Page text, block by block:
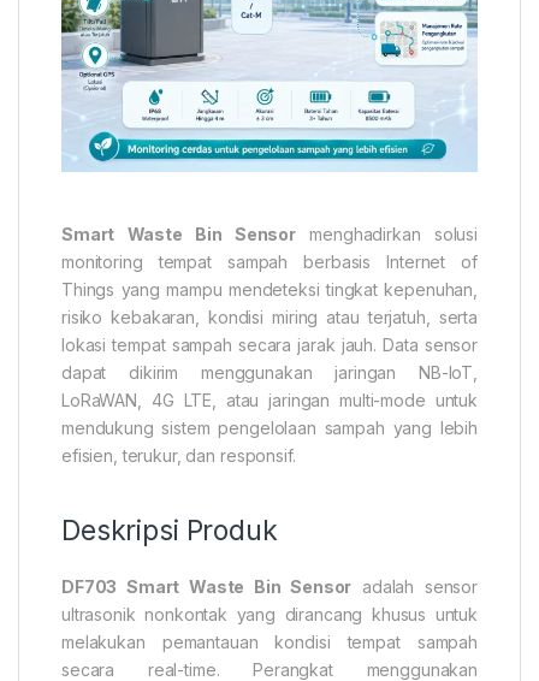
Smart Waste Bin Sensor menghadirkan solusi
monitoring tempat sampah berbasis Internet of
Things yang mampu mendeteksi tingkat kepenuhan,
risiko kebakaran, kondisi miring atau terjatuh, serta
lokasi tempat sampah secara jarak jauh. Data sensor
dapat dikirim menggunakan jaringan NB-IoT,
LoRaWAN, 4G LTE, atau jaringan multi-mode untuk
mendukung sistem pengelolaan sampah yang lebih
efisien, terukur, dan responsif.
Deskripsi Produk
DF703 Smart Waste Bin Sensor adalah sensor
ultrasonik nonkontak yang dirancang khusus untuk
melakukan pemantauan kondisi tempat sampah
secara real-time. Perangkat menggunakan